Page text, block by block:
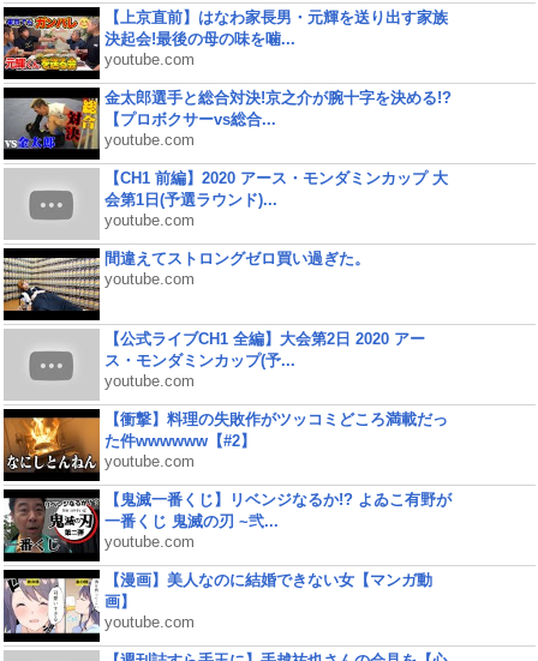
【上京直前】はなわ家長男・元輝を送り出す家族
決起会!最後の母の味を噛...
youtube.com
金太郎選手と総合対決!京之介が腕十字を決める!?
【プロボクサーvs総合...
youtube.com
【CH1 前編】2020 アース・モンダミンカップ 大
会第1日(予選ラウンド)...
youtube.com
間違えてストロングゼロ買い過ぎた。
youtube.com
【公式ライブCH1 全編】大会第2日 2020 アー
ス・モンダミンカップ(予...
youtube.com
【衝撃】料理の失敗作がツッコミどころ満載だっ
た件wwwwww【#2】
youtube.com
【鬼滅一番くじ】リベンジなるか!? よゐこ有野が
一番くじ 鬼滅の刃 ~弐...
youtube.com
【漫画】美人なのに結婚できない女【マンガ動
画】
youtube.com